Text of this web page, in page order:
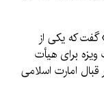
گفت که یکی از
ویزه برای هیأت
امارت اسلامی